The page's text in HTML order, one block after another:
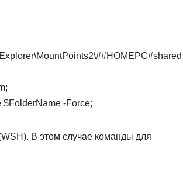
$FolderName -Force;
В этом случае команды для